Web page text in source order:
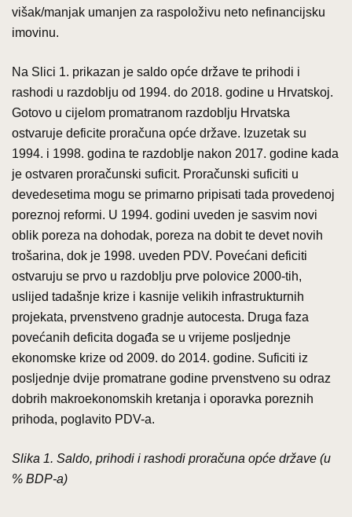
višak/manjak umanjen za raspoloživu neto nefinancijsku
imovinu.
Na Slici 1. prikazan je saldo opće države te prihodi i
rashodi u razdoblju od 1994. do 2018. godine u Hrvatskoj.
Gotovo u cijelom promatranom razdoblju Hrvatska
ostvaruje deficite proračuna opće države. Izuzetak su
1994. i 1998. godina te razdoblje nakon 2017. godine kada
je ostvaren proračunski suficit. Proračunski suficiti u
devedesetima mogu se primarno pripisati tada provedenoj
poreznoj reformi. U 1994. godini uveden je sasvim novi
oblik poreza na dohodak, poreza na dobit te devet novih
trošarina, dok je 1998. uveden PDV. Povećani deficiti
ostvaruju se prvo u razdoblju prve polovice 2000-tih,
uslijed tadašnje krize i kasnije velikih infrastrukturnih
projekata, prvenstveno gradnje autocesta. Druga faza
povećanih deficita događa se u vrijeme posljednje
ekonomske krize od 2009. do 2014. godine. Suficiti iz
posljednje dvije promatrane godine prvenstveno su odraz
dobrih makroekonomskih kretanja i oporavka poreznih
prihoda, poglavito PDV-a.
Slika 1. Saldo, prihodi i rashodi proračuna opće države (u
% BDP-a)